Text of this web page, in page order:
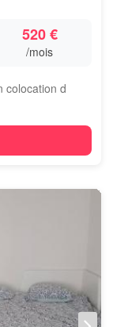
520 €
/mois
colocation d